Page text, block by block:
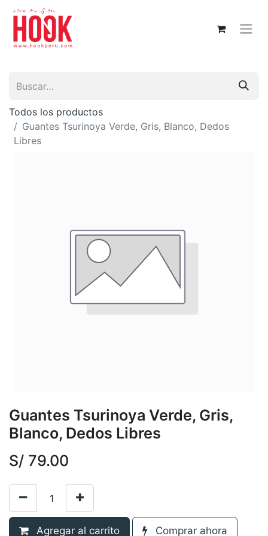
Todos los productos
Guantes Tsurinoya Verde, Gris, Blanco, Dedos
Libres
Guantes Tsurinoya Verde, Gris,
Blanco, Dedos Libres
S/ 79.00
Agregar al carrito Comprar ahora